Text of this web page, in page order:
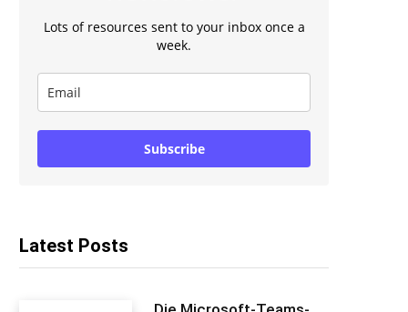
Lots of resources sent to your inbox once a
week.
Subscribe
Latest Posts